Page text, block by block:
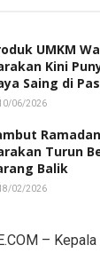
UMKM
Kini
Saing di
06/2026
Turun
Balik
02/2026
–